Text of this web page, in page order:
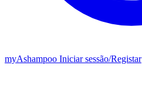
myAshampoo Iniciar sessão/Registar